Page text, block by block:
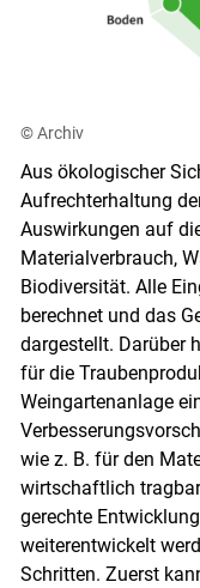
© Archiv
Aus ökologischer
Aufrechterhaltung
Auswirkungen auf
Materialverbrauch,
Biodiversität. Alle
berechnet und das
dargestellt. Darüber
für die
Weingartenanlage
wie z. B. für den
wirtschaftlich
gerechte
weiterentwickelt
Schritten. Zuerst